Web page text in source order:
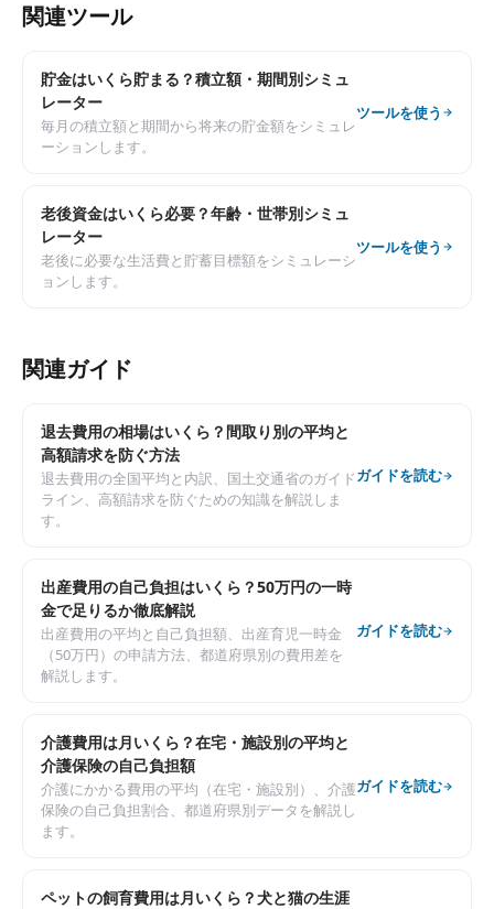
関連ツール
貯金はいくら貯まる？積立額・期間別シミュ
レーター
毎月の積立額と期間から将来の貯金額をシミュレ
ーションします。
ツールを使う
老後資金はいくら必要？年齢・世帯別シミュ
レーター
老後に必要な生活費と貯蓄目標額をシミュレーシ
ョンします。
ツールを使う
関連ガイド
退去費用の相場はいくら？間取り別の平均と
高額請求を防ぐ方法
退去費用の全国平均と内訳、国土交通省のガイド
ライン、高額請求を防ぐための知識を解説しま
す。
ガイドを読む
出産費用の自己負担はいくら？50万円の一時
金で足りるか徹底解説
出産費用の平均と自己負担額、出産育児一時金
（50万円）の申請方法、都道府県別の費用差を
解説します。
ガイドを読む
介護費用は月いくら？在宅・施設別の平均と
介護保険の自己負担額
介護にかかる費用の平均（在宅・施設別）、介護
保険の自己負担割合、都道府県別データを解説し
ます。
ガイドを読む
ペットの飼育費用は月いくら？犬と猫の生涯